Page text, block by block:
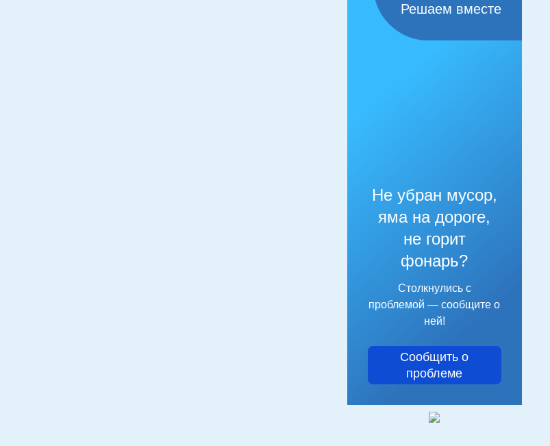
Решаем вместе
Не убран мусор,
яма на дороге,
не горит
фонарь?
Столкнулись с
проблемой — сообщите о
ней!
Сообщить о
проблеме